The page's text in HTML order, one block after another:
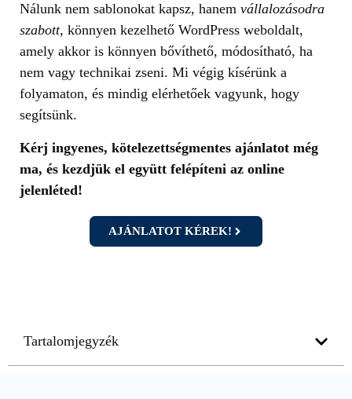
Nálunk nem sablonokat kapsz, hanem vállalozásodra
szabott, könnyen kezelhető WordPress weboldalt,
amely akkor is könnyen bővíthető, módosítható, ha
nem vagy technikai zseni. Mi végig kísérünk a
folyamaton, és mindig elérhetőek vagyunk, hogy
segítsünk.
Kérj ingyenes, kötelezettségmentes ajánlatot még
ma, és kezdjük el együtt felépíteni az online
jelenléted!
AJÁNLATOT KÉREK!
Tartalomjegyzék